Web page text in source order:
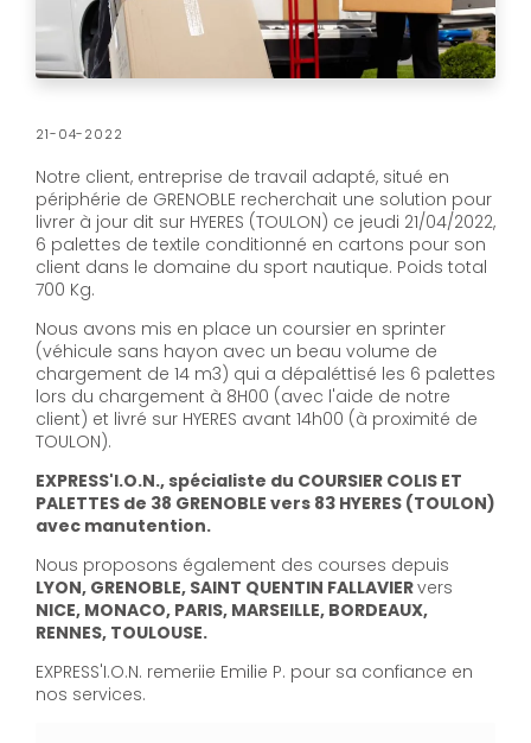
21-04-2022
Notre client, entreprise de travail adapté, situé en
périphérie de GRENOBLE recherchait une solution pour
livrer à jour dit sur HYERES (TOULON) ce jeudi 21/04/2022,
6 palettes de textile conditionné en cartons pour son
client dans le domaine du sport nautique. Poids total
700 Kg.
Nous avons mis en place un coursier en sprinter
(véhicule sans hayon avec un beau volume de
chargement de 14 m3) qui a dépaléttisé les 6 palettes
lors du chargement à 8H00 (avec l'aide de notre
client) et livré sur HYERES avant 14h00 (à proximité de
TOULON).
EXPRESS'I.O.N., spécialiste du COURSIER COLIS ET
PALETTES de 38 GRENOBLE vers 83 HYERES (TOULON)
avec manutention.
Nous proposons également des courses depuis
LYON, GRENOBLE, SAINT QUENTIN FALLAVIERvers
NICE, MONACO, PARIS, MARSEILLE, BORDEAUX,
RENNES, TOULOUSE.
EXPRESS'I.O.N. remeriie Emilie P. pour sa confiance en
nos services.